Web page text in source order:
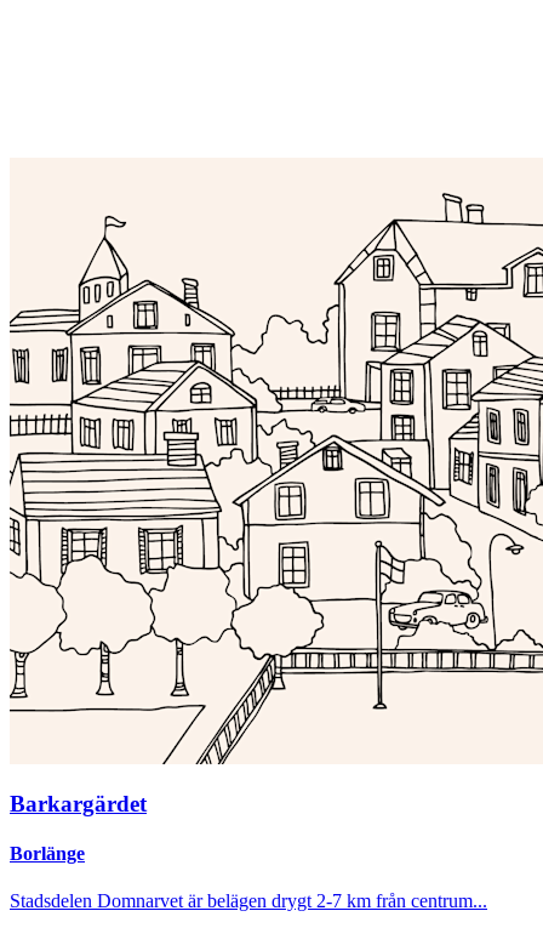
Barkargärdet
Borlänge
Stadsdelen Domnarvet är belägen drygt 2-7 km från centrum...